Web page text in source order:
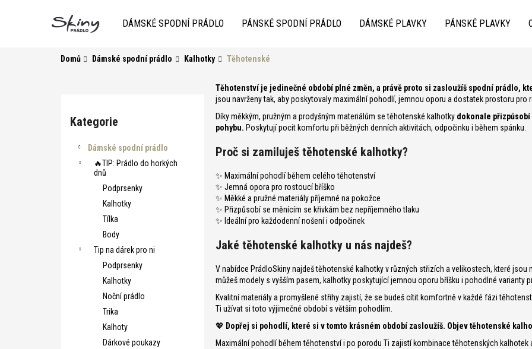
DÁMSKÉ SPODNÍ PRÁDLO PÁNSKÉ SPODNÍ PRÁDLO DÁMSKÉ PLAVKY PÁNSKÉ PLAVKY
Domů Dámské spodní prádlo Kalhotky Těhotenské
kategorie
Kategorie
Dámské spodní prádlo
🔥TIP: Prádlo do horkých
dnů
Podprsenky
Kalhotky
Tílka
Body
Tip na dárek pro ni
Podprsenky
Kalhotky
Noční prádlo
Trika
Kalhoty
Dárkové poukazy
Těhotenství je jedinečné období plné změn, a právě proto si zasloužíš spodní prádlo,
jsou navrženy tak, aby poskytovaly maximální pohodlí, jemnou oporu a dostatek prostoru
Díky měkkým, pružným a prodyšným materiálům se těhotenské kalhotky dokonale
pohybu. Poskytují pocit komfortu při běžných denních aktivitách, odpočinku i během spánku.
Proč si zamiluješ těhotenské kalhotky?
✨ Maximální pohodlí během celého těhotenství
✨ Jemná opora pro rostoucí bříško
✨ Měkké a pružné materiály příjemné na pokožce
✨ Přizpůsobí se měnícím se křivkám bez nepříjemného tlaku
✨ Ideální pro každodenní nošení i odpočinek
Jaké těhotenské kalhotky u nás najdeš?
V nabídce PrádloSkiny najdeš těhotenské kalhotky v různých střizích a velikostech, které
můžeš modely s vyšším pasem, kalhotky poskytující jemnou oporu bříšku i pohodlné varianty
Kvalitní materiály a promyšlené střihy zajistí, že se budeš cítit komfortně v každé fázi
Ti užívat si toto výjimečné období s větším pohodlím.
💖 Dopřej si pohodlí, které si v tomto krásném období zasloužíš. Objev těhotenské
Maximální pohodlí během těhotenství i po porodu Ti zajistí kombinace těhotenských kalhotek
Zpět
obchodu
Zpětdo
Co potřebujete najít?
HLEDAT
Doporučujeme